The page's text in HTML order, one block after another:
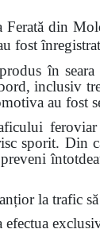
Ferată din
fost
în
inclusiv
au fost
feroviar
sporit. Din
la trafic să
efectua